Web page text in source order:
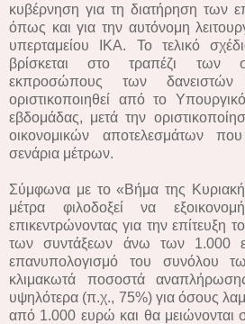
κυβέρνηση για τη διατήρηση των
όπως και για την αυτόνομη
υπερταμείου ΙΚΑ. Το τελικό
βρίσκεται στο τραπέζι των
εκπροσώπους των δανειστών
οριστικοποιηθεί από το
εβδομάδας, μετά την
οικονομικών αποτελεσμάτων
σενάρια μέτρων.
Σύμφωνα με το «Βήμα της
μέτρα φιλοδοξεί να
επικεντρώνοντας για την επίτευξη
των συντάξεων άνω των 1.000
επανυπολογισμό του συνόλου
κλιμακωτά ποσοστά
υψηλότερα (π.χ., 75%) για όσους
από 1.000 ευρώ και θα μειώνονται